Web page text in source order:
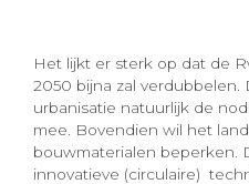
Het lijkt er sterk op dat de
2050 bijna zal verdubbelen.
urbanisatie natuurlijk de
mee. Bovendien wil het
bouwmaterialen beperken.
innovatieve (circulaire)